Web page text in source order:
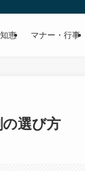
恵 マナー・行事
選び方